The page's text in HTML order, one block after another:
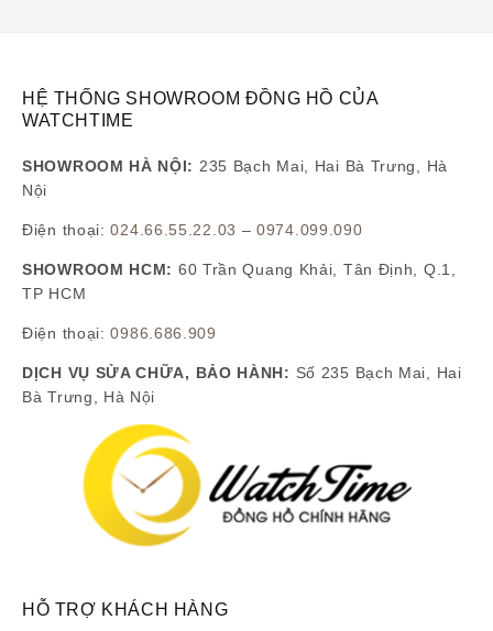
HỆ THỐNG SHOWROOM ĐỒNG HỒ CỦA
WATCHTIME
SHOWROOM HÀ NỘI: 235 Bạch Mai, Hai Bà Trưng, Hà
Nội
Điện thoại:024.66.55.22.03 –0974.099.090
SHOWROOM HCM: 60 Trần Quang Khải, Tân Định, Q.1,
TP HCM
Điện thoại:0986.686.909
DỊCH VỤ SỬA CHỮA, BẢO HÀNH: Số 235 Bạch Mai, Hai
Bà Trưng, Hà Nội
HỖ TRỢ KHÁCH HÀNG